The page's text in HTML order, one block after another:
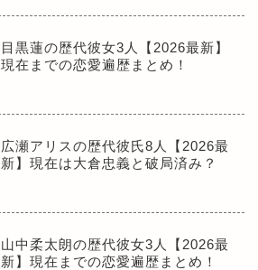
目黒蓮の歴代彼女3人【2026最新】
現在までの恋愛遍歴まとめ！
広瀬アリスの歴代彼氏8人【2026最
新】現在は大倉忠義と破局済み？
山中柔太朗の歴代彼女3人【2026最
新】現在までの恋愛遍歴まとめ！